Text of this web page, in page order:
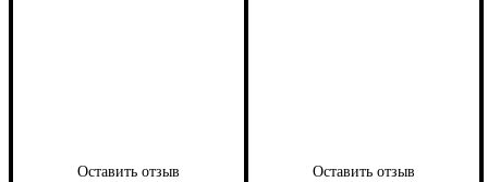
Оставить отзыв Оставить отзыв